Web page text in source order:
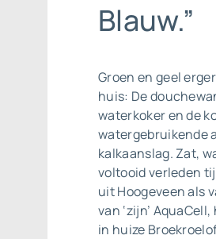
Blauw.”
Groen en geel
huis: De
waterkoker en de
watergebruikende
kalkaanslag. Zat,
voltooid verleden
uit Hoogeveen als
van ‘zijn’
in huize